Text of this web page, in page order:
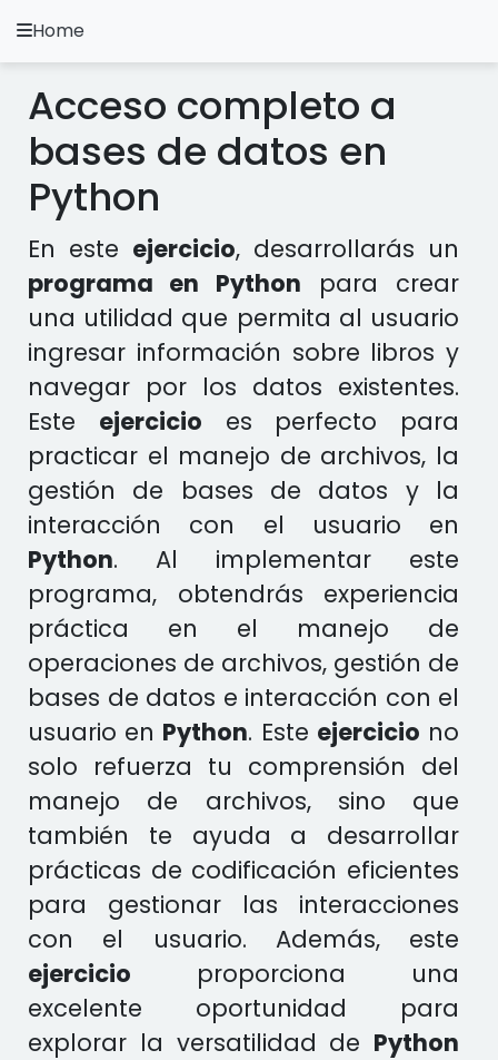
A.
Ejercicios Python
Instalación y Configuración
Metodología Python
Video Tutoriales
Ejercicios en otros Lenguajes
Apps
Home
Acceso completo a
bases de datos en
Python
En este ejercicio, desarrollarás un
programa en Python para crear
una utilidad que permita al usuario
ingresar información sobre libros y
navegar por los datos existentes.
Este ejercicio es perfecto para
practicar el manejo de archivos, la
gestión de bases de datos y la
interacción con el usuario en
Python. Al implementar este
programa, obtendrás experiencia
práctica en el manejo de
operaciones de archivos, gestión de
bases de datos e interacción con el
usuario en Python. Este ejercicio no
solo refuerza tu comprensión del
manejo de archivos, sino que
también te ayuda a desarrollar
prácticas de codificación eficientes
para gestionar las interacciones
con el usuario. Además, este
ejercicio proporciona una
excelente oportunidad para
explorar la versatilidad de Python